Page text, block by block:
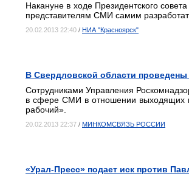
Накануне в ходе Президентского
представителям СМИ самим
20.02.2013 22:40 / НИА "Красноярск"
В Свердловской области
Сотрудниками Управления
в сфере СМИ в отношении выходящих
рабочий».
20.02.2013 22:37 / МИНКОМСВЯЗЬ РОССИИ
«Урал-Пресс» подает иск против